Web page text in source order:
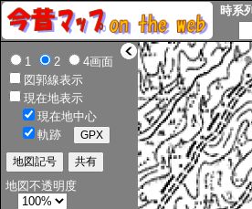
> 時系
1 2
4画面
図郭線表示
現在地表示
現在地中心
軌跡
地図不透明度